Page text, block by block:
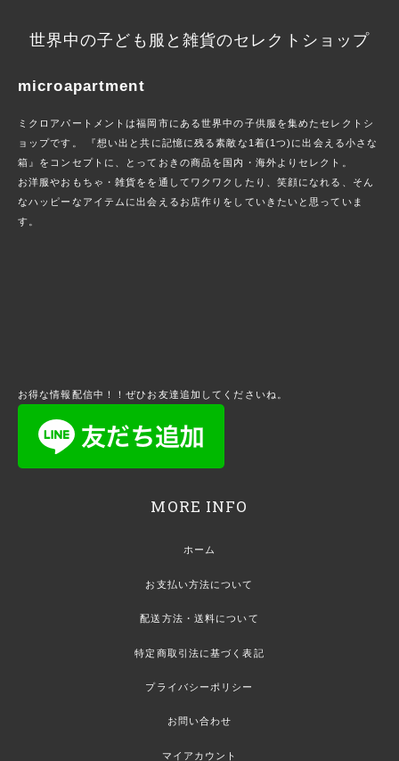
世界中の子ども服と雑貨のセレクトショップ
microapartment
ミクロアパートメントは福岡市にある世界中の子供服を集めたセレクトシ
ョップです。 『想い出と共に記憶に残る素敵な1着(1つ)に出会える小さな
箱』をコンセプトに、とっておきの商品を国内・海外よりセレクト。
お洋服やおもちゃ・雑貨をを通してワクワクしたり、笑顔になれる、そん
なハッピーなアイテムに出会えるお店作りをしていきたいと思っていま
す。
お得な情報配信中！！ぜひお友達追加してくださいね。
MORE INFO
ホーム
お支払い方法について
配送方法・送料について
特定商取引法に基づく表記
プライバシーポリシー
お問い合わせ
マイアカウント